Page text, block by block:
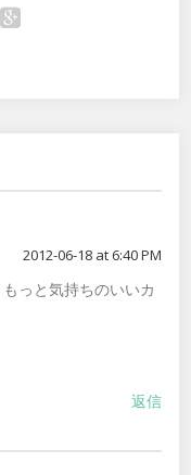
2012-06-18 at 6:40 PM
っと気持ちのいいカ
返信